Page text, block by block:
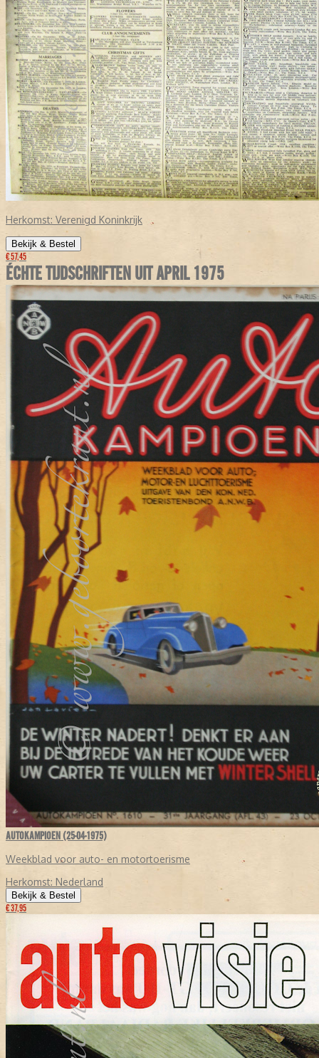
Herkomst: Verenigd Koninkrijk
Bekijk & Bestel
€ 57,45
ÉCHTE TIJDSCHRIFTEN UIT APRIL 1975
AUTOKAMPIOEN (25-04-1975)
Weekblad voor auto- en motortoerisme
Herkomst: Nederland
Bekijk & Bestel
€ 37,95